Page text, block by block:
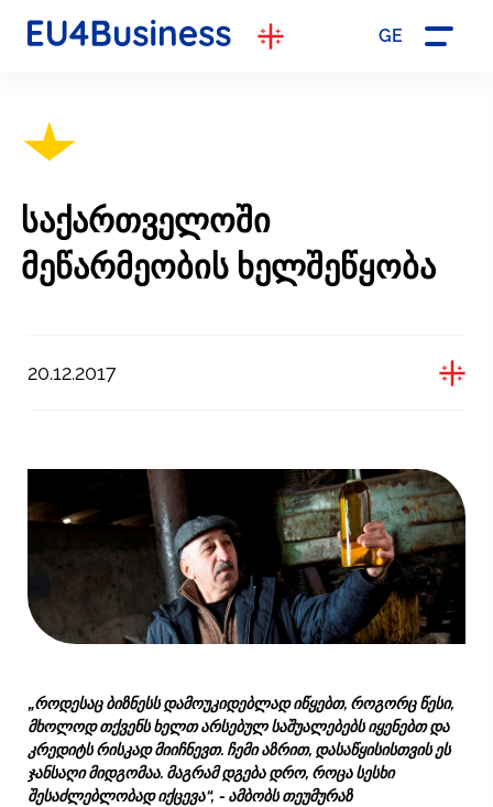
საქართველოში
მეწარმეობის ხელშეწყობა
20.12.2017
„როდესაც ბიზნესს დამოუკიდებლად იწყებთ, როგორც წესი,
მხოლოდ თქვენს ხელთ არსებულ საშუალებებს იყენებთ და
კრედიტს რისკად მიიჩნევთ. ჩემი აზრით, დასაწყისისთვის ეს
ჯანსაღი მიდგომაა. მაგრამ დგება დრო, როცა სესხი
შესაძლებლობად იქცევა“, - ამბობს თეუმურაზ
GE